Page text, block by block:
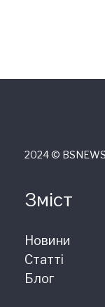
2024 ©
Зміст
Новини
Статті
Блог